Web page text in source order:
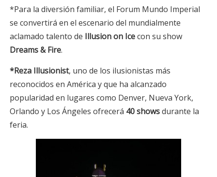
*Para la diversión familiar, el Forum Mundo Imperial
se convertirá en el escenario del mundialmente
aclamado talento de Illusion on Icecon su show
Dreams & Fire.
*Reza Illusionist, uno de los ilusionistas más
reconocidos en América y que ha alcanzado
popularidad en lugares como Denver, Nueva York,
Orlando y Los Ángeles ofrecerá 40 showsdurante la
feria.